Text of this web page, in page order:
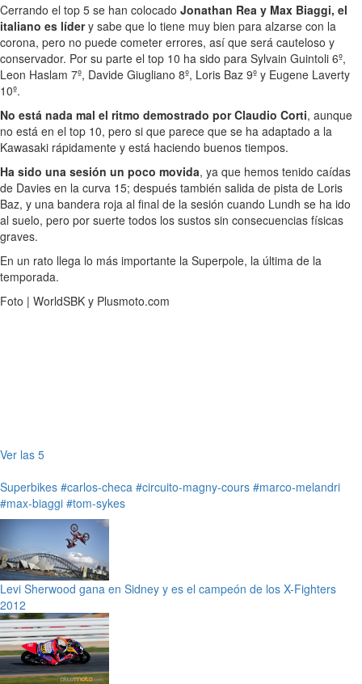
Cerrando el top 5 se han colocado Jonathan Rea y Max Biaggi, el
italiano es lídery sabe que lo tiene muy bien para alzarse con la
corona, pero no puede cometer errores, así que será cauteloso y
conservador. Por su parte el top 10 ha sido para Sylvain Guintoli 6º,
Leon Haslam 7º, Davide Giugliano 8º, Loris Baz 9º y Eugene Laverty
10º.
No está nada mal el ritmo demostrado por Claudio Corti, aunque
no está en el top 10, pero si que parece que se ha adaptado a la
Kawasaki rápidamente y está haciendo buenos tiempos.
Ha sido una sesión un poco movida, ya que hemos tenido caídas
de Davies en la curva 15; después también salida de pista de Loris
Baz, y una bandera roja al final de la sesión cuando Lundh se ha ido
al suelo, pero por suerte todos los sustos sin consecuencias físicas
graves.
En un rato llega lo más importante la Superpole, la última de la
temporada.
Foto | WorldSBK y Plusmoto.com
Ver las 5
Superbikes #carlos-checa #circuito-magny-cours #marco-melandri
#max-biaggi #tom-sykes
Levi Sherwood gana en Sidney y es el campeón de los X-Fighters
2012